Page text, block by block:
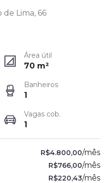
Lima, 66
Área útil
70 m²
Banheiros
1
Vagas cob.
1
R$4.800,00/mês
R$766,00/mês
R$220,43/mês